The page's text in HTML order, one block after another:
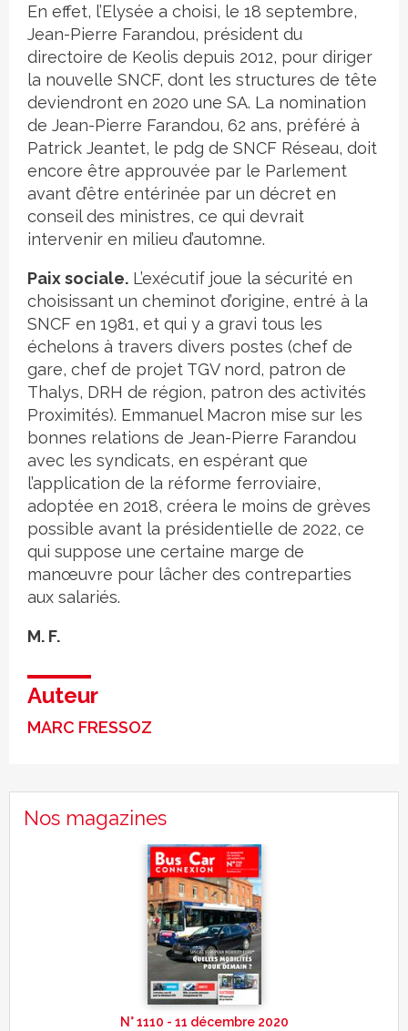
En effet, l’Elysée a choisi, le 18 septembre,
Jean-Pierre Farandou, président du
directoire de Keolis depuis 2012, pour diriger
la nouvelle SNCF, dont les structures de tête
deviendront en 2020 une SA. La nomination
de Jean-Pierre Farandou, 62 ans, préféré à
Patrick Jeantet, le pdg de SNCF Réseau, doit
encore être approuvée par le Parlement
avant d’être entérinée par un décret en
conseil des ministres, ce qui devrait
intervenir en milieu d’automne.
Paix sociale. L’exécutif joue la sécurité en
choisissant un cheminot d’origine, entré à la
SNCF en 1981, et qui y a gravi tous les
échelons à travers divers postes (chef de
gare, chef de projet TGV nord, patron de
Thalys, DRH de région, patron des activités
Proximités). Emmanuel Macron mise sur les
bonnes relations de Jean-Pierre Farandou
avec les syndicats, en espérant que
l’application de la réforme ferroviaire,
adoptée en 2018, créera le moins de grèves
possible avant la présidentielle de 2022, ce
qui suppose une certaine marge de
manœuvre pour lâcher des contreparties
aux salariés.
M. F.
Auteur
MARC FRESSOZ
Nos magazines
N° 1110 - 11 décembre 2020